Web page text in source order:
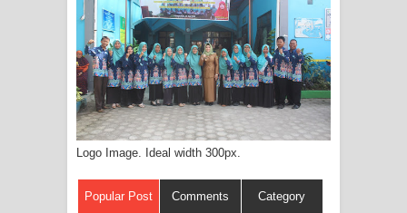
Logo Image. Ideal width 300px.
Popular Post Comments Category